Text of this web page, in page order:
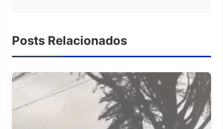
Posts Relacionados